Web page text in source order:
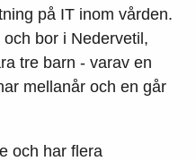
på IT inom vården.
bor i Nedervetil,
tre barn - varav en
mellanår och en går
och har flera